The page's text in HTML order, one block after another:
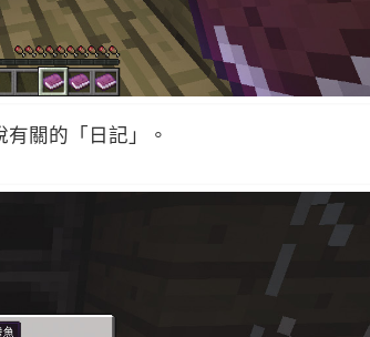
關的「日記」。